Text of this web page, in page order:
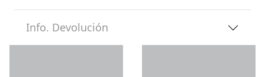
Info. Devolución